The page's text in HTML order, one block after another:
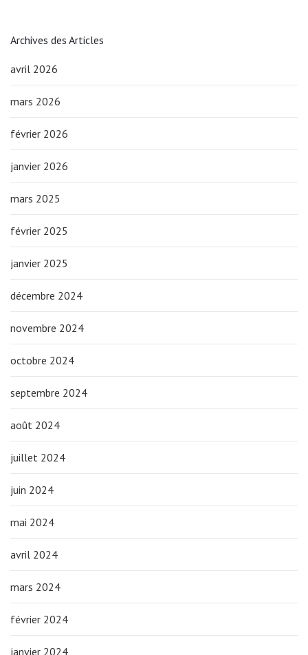
Archives des Articles
avril 2026
mars 2026
février 2026
janvier 2026
mars 2025
février 2025
janvier 2025
décembre 2024
novembre 2024
octobre 2024
septembre 2024
août 2024
juillet 2024
juin 2024
mai 2024
avril 2024
mars 2024
février 2024
janvier 2024